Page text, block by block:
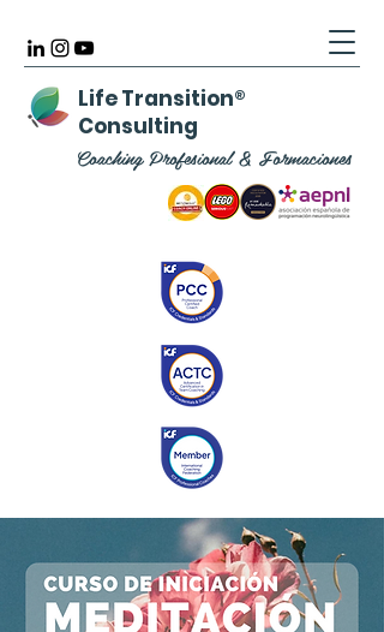
Life Transition®
Consulting
Coaching Profesional & Formaciones